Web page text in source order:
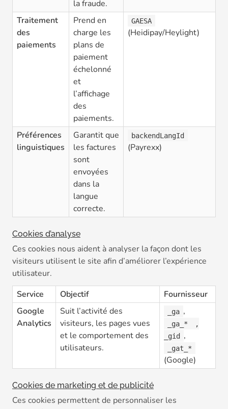
la fraude.
Traitement
des
paiements
Prend en
charge les
plans de
paiement
échelonné
et
l’affichage
des
paiements.
GAESA
(Heidipay/Heylight)
Préférences
linguistiques
Garantit que
les factures
sont
envoyées
dans la
langue
correcte.
backendLangId
(Payrexx)
Cookies d’analyse
Ces cookies nous aident à analyser la façon dont les
visiteurs utilisent le site afin d’améliorer l’expérience
utilisateur.
Service
Objectif
Fournisseur
Google
Analytics
Suit l’activité des
visiteurs, les pages vues
et le comportement des
utilisateurs.
_ga ,
_ga_*
_gid ,
_gat_*
(Google)
Cookies de marketing et de publicité
Ces cookies permettent de personnaliser les